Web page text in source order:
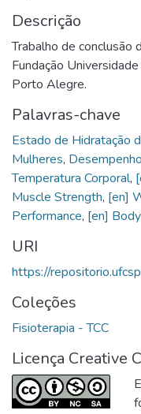
Descrição
Trabalho de conclusão
Fundação
Porto Alegre.
Palavras-chave
Estado de Hidratação
Mulheres,
Temperatura Corporal,
Muscle Strength, [en]
Performance, [en]
URI
https://
Coleções
Fisioterapia - TCC
Licença Creative